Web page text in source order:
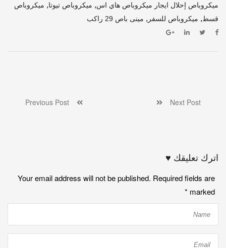
ميكروباص إحلال ايجار ميكروباص هاي اس, ميكروباص تيوتا, ميكروباص
قسط, ميكروباص للسفر , مينى باص 29 راكب
Next Post
اترك تعليقك ♥
Your email address will not be published. Required fields are
marked
*